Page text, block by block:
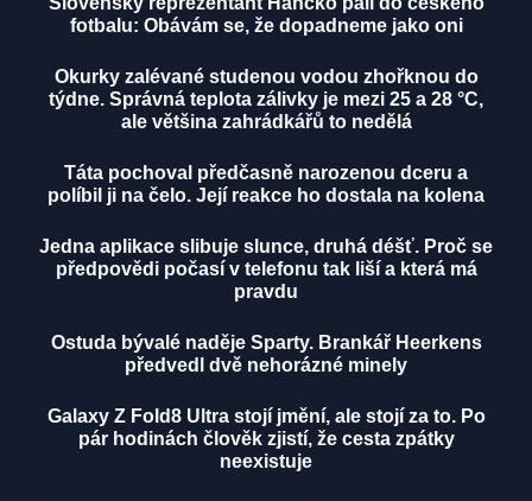
fotbalu: Obávám se, že dopadneme jako oni
Okurky zalévané studenou vodou zhořknou do
týdne. Správná teplota zálivky je mezi 25 a 28 °C,
ale většina zahrádkářů to nedělá
Táta pochoval předčasně narozenou dceru a
políbil ji na čelo. Její reakce ho dostala na kolena
Jedna aplikace slibuje slunce, druhá déšť. Proč se
předpovědi počasí v telefonu tak liší a která má
pravdu
Ostuda bývalé naděje Sparty. Brankář Heerkens
předvedl dvě nehorázné minely
Galaxy Z Fold8 Ultra stojí jmění, ale stojí za to. Po
pár hodinách člověk zjistí, že cesta zpátky
neexistuje